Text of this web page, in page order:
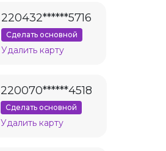
220432******5716
Сделать основной
Удалить карту
220070******4518
Сделать основной
Удалить карту